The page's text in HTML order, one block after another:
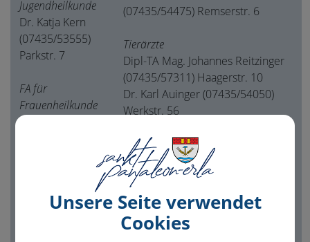
Jugendheilkunde
Dr. Katja Kern
(07435/53555)
Parkstr. 7
FA für
Frauenheilkunde
und Geburtshilfe
(0650/3502754)
(07435/54475) Remserstr. 6
Tierärzte
Dipl-TA Mag. Johannes Reitzinger
(07435/57311) Haagerstr. 10
Dr. Karl Auinger (07435/54050)
Werkstr. 56
Unsere Seite verwendet
Cookies